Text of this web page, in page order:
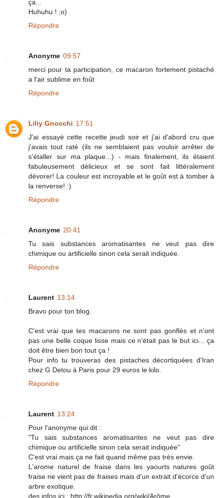
ça...
Huhuhu ! ;o)
Répondre
Anonyme 09:57
merci pour ta participation, ce macaron fortement pistaché
a l'air sublime en foût
Répondre
Liliy Gnocchi 17:51
J'ai essayé cette recette jeudi soir et j'ai d'abord cru que
j'avais tout raté (ils ne semblaient pas vouloir arrêter de
s'étaller sur ma plaque...) - mais finalement, ils étaient
fabuleusement délicieux et se sont fait littéralement
dévorer! La couleur est incroyable et le goût est à tomber à
la renverse! :)
Répondre
Anonyme 20:41
Tu sais substances aromatisantes ne veut pas dire
chimique ou artificielle sinon cela serait indiquée.
Répondre
Laurent 13:14
Bravo pour ton blog.
C'est vrai que tes macarons ne sont pas gonflés et n'ont
pas une belle coque lisse mais ce n'était pas le but ici... ça
doit être bien bon tout ça !
Pour info tu trouveras des pistaches décortiquées d'Iran
chez G Detou à Paris pour 29 euros le kilo.
Répondre
Laurent 13:24
Pour l'anonyme qui dit :
"Tu sais substances aromatisantes ne veut pas dire
chimique ou artificielle sinon cela serait indiquée"
C'est vrai mais ça ne fait quand même pas très envie.
L'arome naturel de fraise dans les yaourts natures goût
fraise ne vient pas de fraises mais d'un extrait d'écorce d'un
arbre exotique.
des infos ici : http://fr.wikipedia.org/wiki/Arôme